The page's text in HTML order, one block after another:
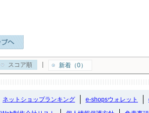
スコア順 新着（0）
ネットショップランキング e-shopsウォレット